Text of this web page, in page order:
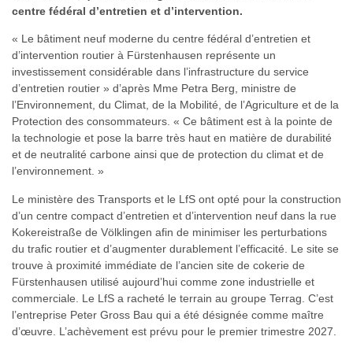
centre fédéral d’entretien et d’intervention.
« Le bâtiment neuf moderne du centre fédéral d’entretien et
d’intervention routier à Fürstenhausen représente un
investissement considérable dans l’infrastructure du service
d’entretien routier » d’après Mme Petra Berg, ministre de
l’Environnement, du Climat, de la Mobilité, de l’Agriculture et de la
Protection des consommateurs. « Ce bâtiment est à la pointe de
la technologie et pose la barre très haut en matière de durabilité
et de neutralité carbone ainsi que de protection du climat et de
l’environnement. »
Le ministère des Transports et le LfS ont opté pour la construction
d’un centre compact d’entretien et d’intervention neuf dans la rue
Kokereistraße de Völklingen afin de minimiser les perturbations
du trafic routier et d’augmenter durablement l’efficacité. Le site se
trouve à proximité immédiate de l’ancien site de cokerie de
Fürstenhausen utilisé aujourd’hui comme zone industrielle et
commerciale. Le LfS a racheté le terrain au groupe Terrag. C’est
l’entreprise Peter Gross Bau qui a été désignée comme maître
d’œuvre. L’achèvement est prévu pour le premier trimestre 2027.